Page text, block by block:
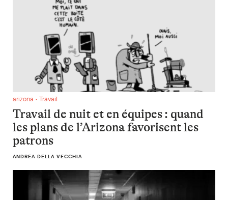
Travail de nuit et en équipes : quand les plans de l’Arizona
arizona • Travail
Travail de nuit et en équipes : quand
les plans de l’Arizona favorisent les
patrons
ANDREA DELLA VECCHIA